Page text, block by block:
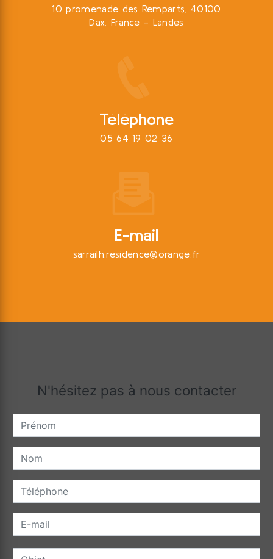
10 promenade des Remparts, 40100
Dax, France - Landes
Téléphone
05 64 19 02 36
E-mail
sarrailh.residence@orange.fr
N'hésitez pas à nous contacter